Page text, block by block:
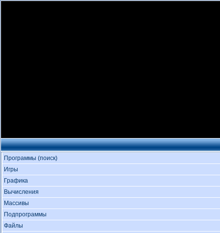
Программы (поиск)
Игры
Графика
Вычисления
Массивы
Подпрограммы
Файлы